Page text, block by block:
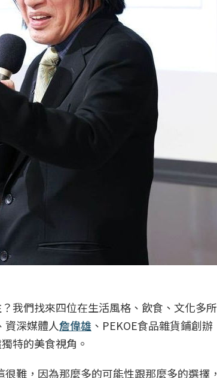
我們找來四位在生活風格、飲食、文化多所
資深媒體人詹偉雄 、PEKOE食品雜貨鋪創辦
特的美食視角。
難，因為那麼多的可能性跟那麼多的選擇，